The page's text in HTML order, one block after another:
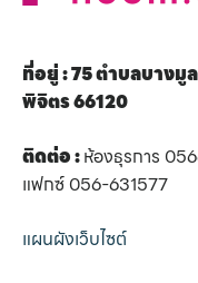
ที่อยู่ : 75 ตำบลบางมู
พิจิตร 66120
ติดต่อ :ห้องธุรการ
แฟกซ์ 056-631577
แผนผังเว็บไซต์